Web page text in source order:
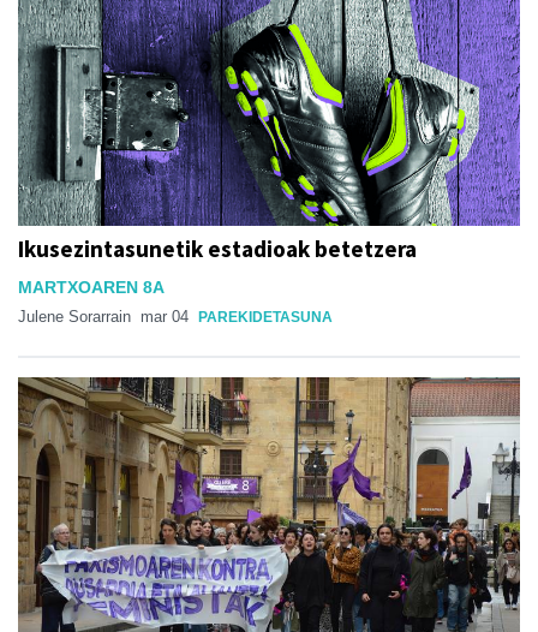
Ikusezintasunetik estadioak betetzera
MARTXOAREN 8A
Julene Sorarrain mar 04 PAREKIDETASUNA